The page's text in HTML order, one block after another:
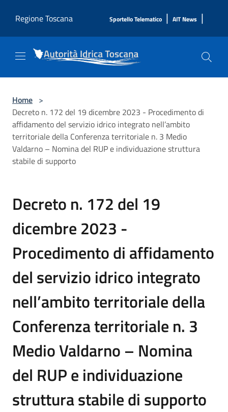
Regione Toscana
Sportello Telematico | AIT News |
Home >
Decreto n. 172 del 19 dicembre 2023 - Procedimento di
affidamento del servizio idrico integrato nell’ambito
territoriale della Conferenza territoriale n. 3 Medio
Valdarno – Nomina del RUP e individuazione struttura
stabile di supporto
Decreto n. 172 del 19
dicembre 2023 -
Procedimento di affidamento
del servizio idrico integrato
nell’ambito territoriale della
Conferenza territoriale n. 3
Medio Valdarno – Nomina
del RUP e individuazione
struttura stabile di supporto